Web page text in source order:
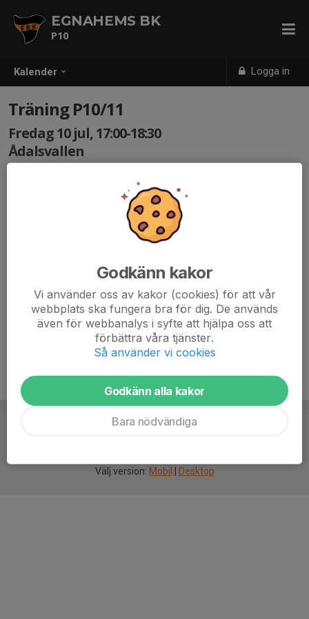
Kalender Logga in
EGNAHEMS BK
P10
Träning P10/11
Fredag 10 jul, 17:00-18:30
Ådalsvallen
Välj version: Mobil Desktop
Godkänn kakor
Vi använder oss av kakor (cookies) för att vår
webbplats ska fungera bra för dig. De används
även för webbanalys i syfte att hjälpa oss att
förbättra våra tjänster.
Så använder vi cookies
Godkänn alla kakor
Bara nödvändiga